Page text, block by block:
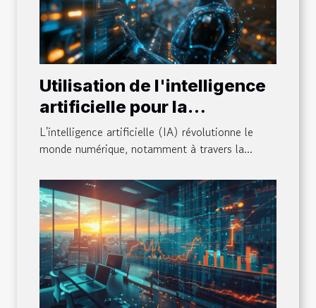
Utilisation de l'intelligence
artificielle pour la
personnalisation des
services en ligne
L'intelligence artificielle (IA) révolutionne le
monde numérique, notamment à travers la...